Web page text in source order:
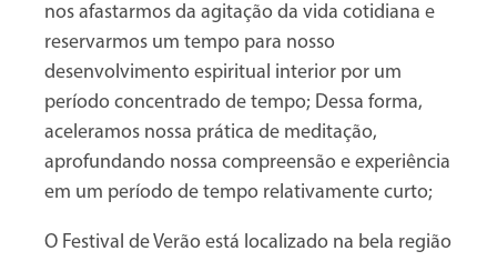
nos afastarmos da agitação da vida cotidiana e
reservarmos um tempo para nosso
desenvolvimento espiritual interior por um
período concentrado de tempo; Dessa forma,
aceleramos nossa prática de meditação,
aprofundando nossa compreensão e experiência
em um período de tempo relativamente curto;
O Festival de Verão está localizado na bela região